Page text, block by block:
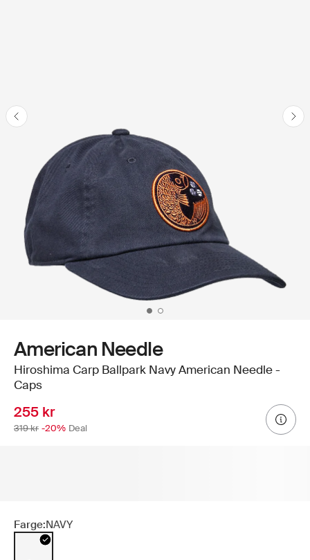
American Needle
Hiroshima Carp Ballpark Navy American Needle -
Caps
255 kr
319 kr -20% Deal
Farge:NAVY